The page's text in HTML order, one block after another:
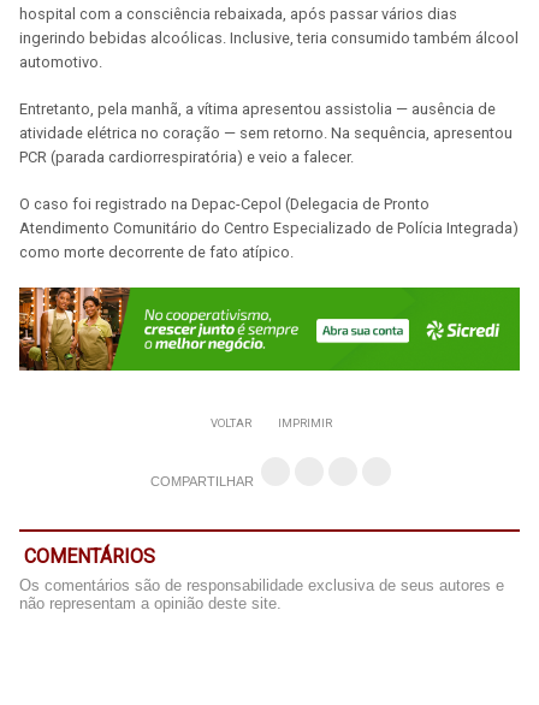
hospital com a consciência rebaixada, após passar vários dias
ingerindo bebidas alcoólicas. Inclusive, teria consumido também álcool
automotivo.
Entretanto, pela manhã, a vítima apresentou assistolia — ausência de
atividade elétrica no coração — sem retorno. Na sequência, apresentou
PCR (parada cardiorrespiratória) e veio a falecer.
O caso foi registrado na Depac-Cepol (Delegacia de Pronto
Atendimento Comunitário do Centro Especializado de Polícia Integrada)
como morte decorrente de fato atípico.
VOLTAR IMPRIMIR
COMPARTILHAR
COMENTÁRIOS
Os comentários são de responsabilidade exclusiva de seus autores e
não representam a opinião deste site.